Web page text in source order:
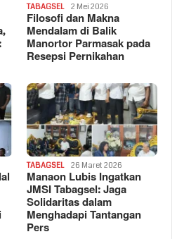
TABAGSEL 2 Mei 2026
Filosofi dan Makna
Mendalam di Balik
Manortor Parmasak pada
Resepsi Pernikahan
TABAGSEL 26 Maret 2026
Manaon Lubis Ingatkan
JMSI Tabagsel: Jaga
Solidaritas dalam
Menghadapi Tantangan
Pers